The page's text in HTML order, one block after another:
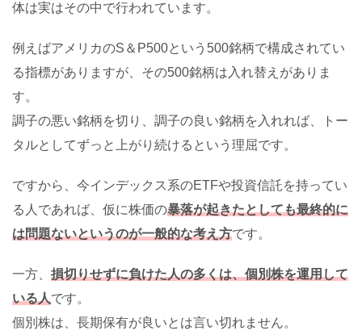
体は実はその中で行われています。
例えばアメリカのS＆P500という500銘柄で構成されてい
る指標がありますが、その500銘柄は入れ替えがありま
す。
調子の悪い銘柄を切り、調子の良い銘柄を入れれば、トー
タルとしてずっと上がり続けるという理屈です。
ですから、今インデックス系のETFや投資信託を持ってい
る人であれば、仮に株価の暴落が起きたとしても最終的に
は問題ないというのが一般的な考え方です。
一方、 損切りせずに負けた人の多くは、個別株を運用して
いる人です。
個別株は、長期保有が良いとは言い切れません。